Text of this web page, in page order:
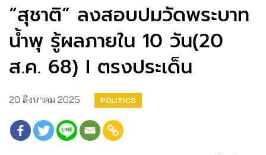
“สุชาติ” ลงสอบปมวัดพระบาท
น้ำพุ รู้ผลภายใน 10 วัน(20
ส.ค. 68) I ตรงประเด็น
20 สิงหาคม 2025 POLITICS